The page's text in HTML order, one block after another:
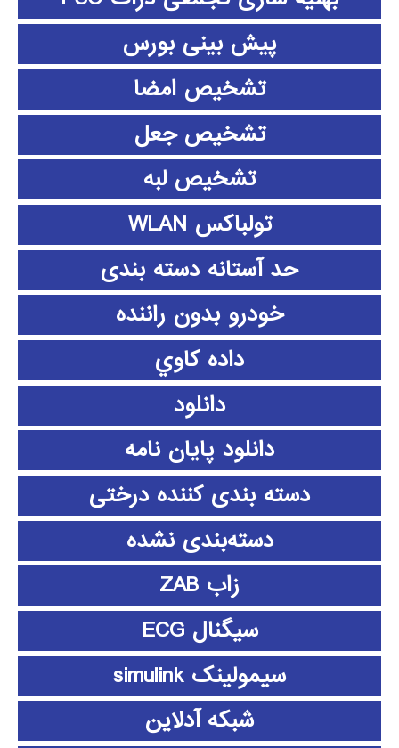
پیش بینی بورس
تشخیص امضا
تشخیص جعل
تشخیص لبه
تولباکس WLAN
حد آستانه دسته بندی
خودرو بدون راننده
داده كاوي
دانلود
دانلود پايان نامه
دسته بندی کننده درختی
دسته‌بندی نشده
زاب ZAB
سیگنال ECG
سیمولینک simulink
شبکه آدلاین